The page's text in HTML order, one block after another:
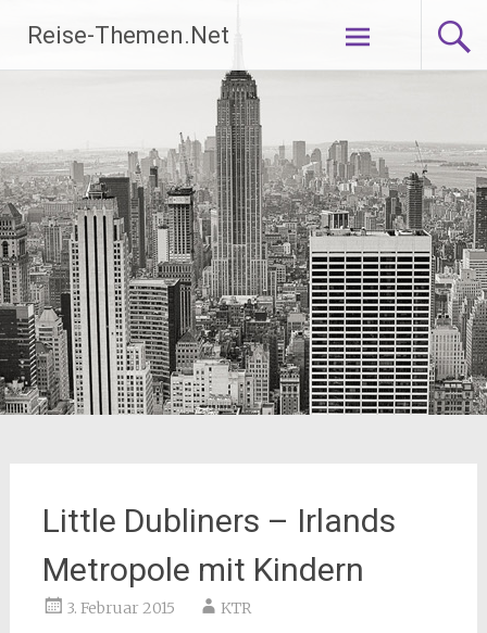
Inhalt
springen
Reise-Themen.Net
Little Dubliners – Irlands
Metropole mit Kindern
3. Februar 2015 KTR